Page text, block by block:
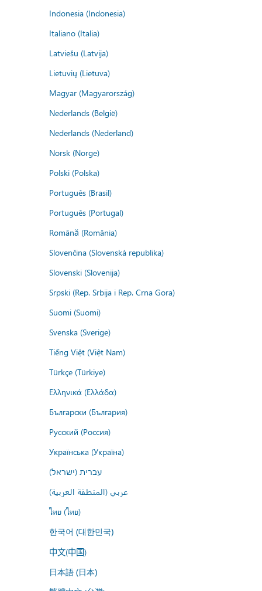
Indonesia (Indonesia)
Italiano (Italia)
Latviešu (Latvija)
Lietuvių (Lietuva)
Magyar (Magyarország)
Nederlands (België)
Nederlands (Nederland)
Norsk (Norge)
Polski (Polska)
Português (Brasil)
Português (Portugal)
Română (România)
Slovenčina (Slovenská republika)
Slovenski (Slovenija)
Srpski (Rep. Srbija i Rep. Crna Gora)
Suomi (Suomi)
Svenska (Sverige)
Tiếng Việt (Việt Nam)
Türkçe (Türkiye)
Ελληνικά (Ελλάδα)
Български (България)
Русский (Россия)
Українська (Україна)
עברית (ישראל)
عربي (المنطقة العربية)
ไทย (ไทย)
한국어 (대한민국)
中文(中国)
日本語 (日本)